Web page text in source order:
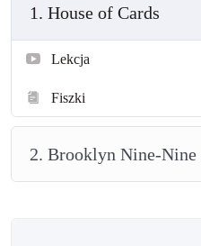
1. House of Cards
Lekcja
Fiszki
2. Brooklyn Nine-Nine